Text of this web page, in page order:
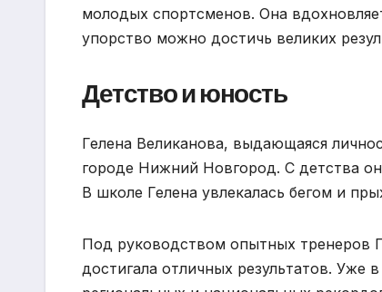
молодых спортсменов. Она
упорство можно достичь великих
Детство и юность
Гелена Великанова, выдающаяся
городе Нижний Новгород. С детства
В школе Гелена увлекалась бегом и
Под руководством опытных тренеров
достигала отличных результатов. Уже